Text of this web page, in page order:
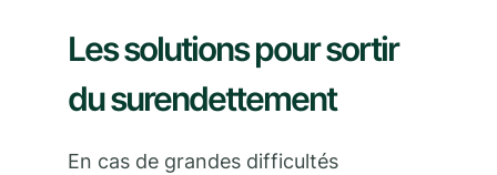
Les solutions pour sortir
du surendettement
En cas de grandes difficultés